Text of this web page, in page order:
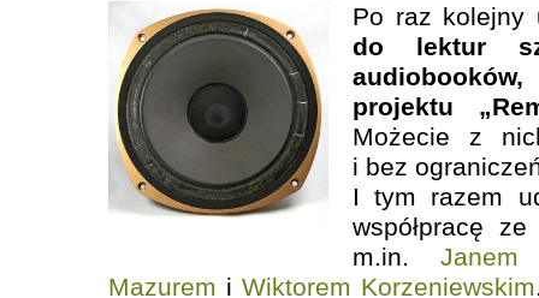
Po raz kolejny
do lektur
projektu
Możecie z
i bez
I tym razem
współpracę
m.in.Janem
Mazurem i Wiktorem Korzeniewskim